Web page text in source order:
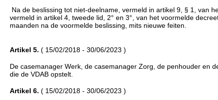
Na de beslissing tot niet-deelname, vermeld in artikel 9, § 1, van
vermeld in artikel 4, tweede lid, 2° en 3°, van het voormelde
maanden na de voormelde beslissing, mits nieuwe feiten.
Artikel 5. ( 15/02/2018 - 30/06/2023 )
De casemanager Werk, de casemanager Zorg, de penhouder en
die de VDAB opstelt.
Artikel 6. ( 15/02/2018 - 30/06/2023 )